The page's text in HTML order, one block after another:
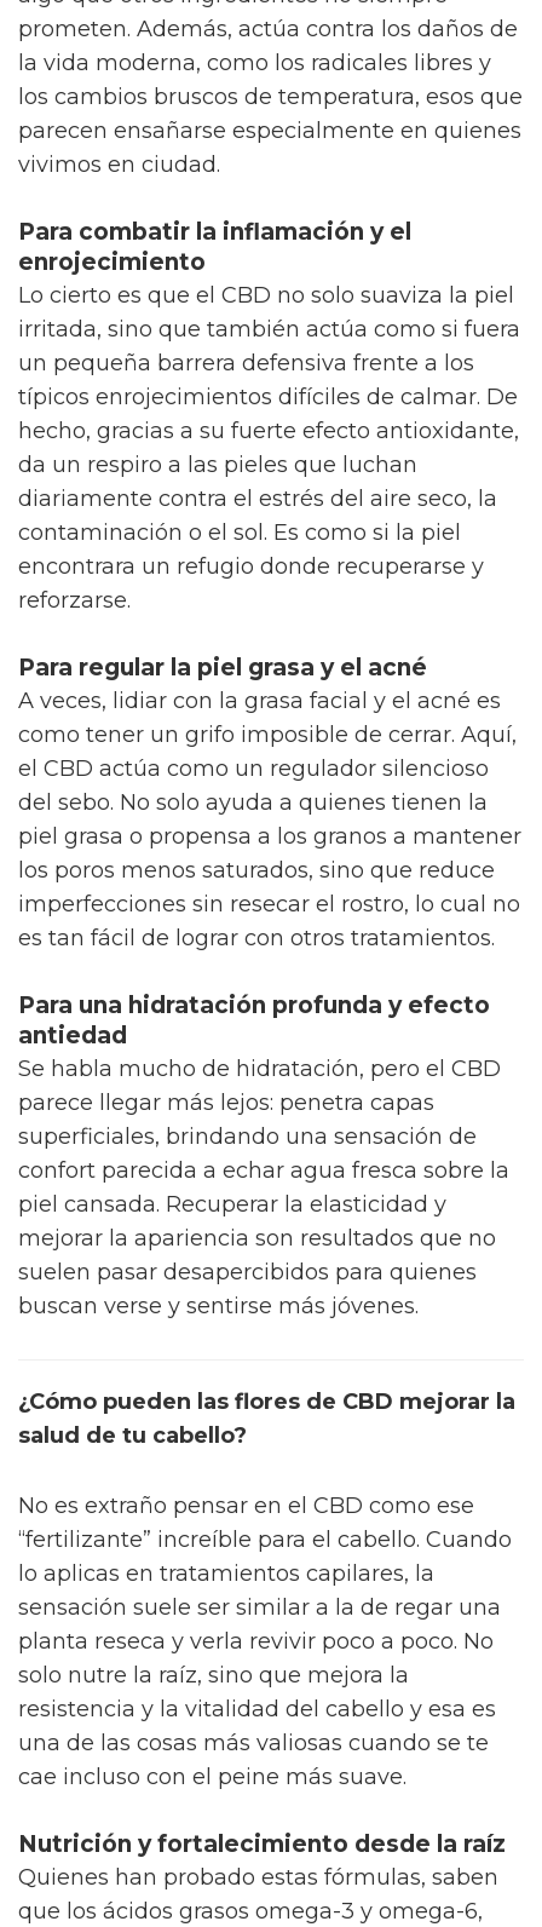
prometen. Además, actúa contra los daños de
la vida moderna, como los radicales libres y
los cambios bruscos de temperatura, esos que
parecen ensañarse especialmente en quienes
vivimos en ciudad.
Para combatir la inflamación y el
enrojecimiento
Lo cierto es que el CBD no solo suaviza la piel
irritada, sino que también actúa como si fuera
un pequeña barrera defensiva frente a los
típicos enrojecimientos difíciles de calmar. De
hecho, gracias a su fuerte efecto antioxidante,
da un respiro a las pieles que luchan
diariamente contra el estrés del aire seco, la
contaminación o el sol. Es como si la piel
encontrara un refugio donde recuperarse y
reforzarse.
Para regular la piel grasa y el acné
A veces, lidiar con la grasa facial y el acné es
como tener un grifo imposible de cerrar. Aquí,
el CBD actúa como un regulador silencioso
del sebo. No solo ayuda a quienes tienen la
piel grasa o propensa a los granos a mantener
los poros menos saturados, sino que reduce
imperfecciones sin resecar el rostro, lo cual no
es tan fácil de lograr con otros tratamientos.
Para una hidratación profunda y efecto
antiedad
Se habla mucho de hidratación, pero el CBD
parece llegar más lejos: penetra capas
superficiales, brindando una sensación de
confort parecida a echar agua fresca sobre la
piel cansada. Recuperar la elasticidad y
mejorar la apariencia son resultados que no
suelen pasar desapercibidos para quienes
buscan verse y sentirse más jóvenes.
¿Cómo pueden las flores de CBD mejorar la
salud de tu cabello?
No es extraño pensar en el CBD como ese
“fertilizante” increíble para el cabello. Cuando
lo aplicas en tratamientos capilares, la
sensación suele ser similar a la de regar una
planta reseca y verla revivir poco a poco. No
solo nutre la raíz, sino que mejora la
resistencia y la vitalidad del cabello y esa es
una de las cosas más valiosas cuando se te
cae incluso con el peine más suave.
Nutrición y fortalecimiento desde la raíz
Quienes han probado estas fórmulas, saben
que los ácidos grasos omega-3 y omega-6,